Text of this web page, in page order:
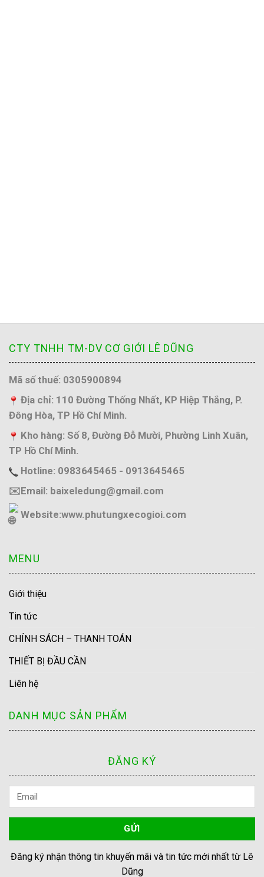
CTY TNHH TM-DV CƠ GIỚI LÊ DŨNG
Mã số thuế: 0305900894
Địa chỉ: 110 Đường Thống Nhất, KP Hiệp Thắng, P.
Đông Hòa, TP Hồ Chí Minh.
Kho hàng: Số 8, Đường Đỗ Mười, Phường Linh Xuân,
TP Hồ Chí Minh.
Hotline: 0983645465 - 0913645465
✉️Email: baixeledung@gmail.com
Website:www.phutungxecogioi.com
MENU
Giới thiệu
Tin tức
CHÍNH SÁCH – THANH TOÁN
THIẾT BỊ ĐẦU CẦN
Liên hệ
DANH MỤC SẢN PHẨM
ĐĂNG KÝ
Đăng ký nhận thông tin khuyến mãi và tin tức mới nhất từ Lê
Dũng